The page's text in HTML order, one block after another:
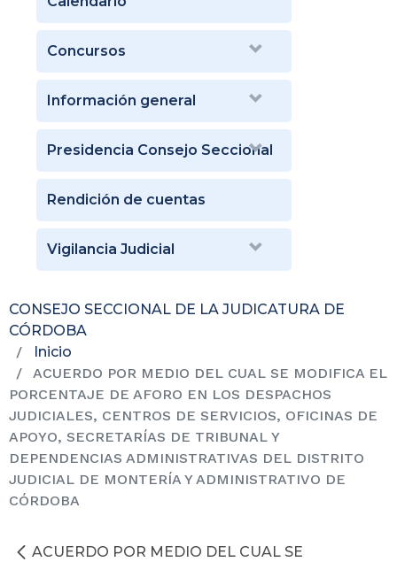
Concursos
Información general
Presidencia Consejo Seccional
Rendición de cuentas
Vigilancia Judicial
CONSEJO SECCIONAL DE LA JUDICATURA DE
CÓRDOBA
Inicio
ACUERDO POR MEDIO DEL CUAL SE MODIFICA EL
PORCENTAJE DE AFORO EN LOS DESPACHOS
JUDICIALES, CENTROS DE SERVICIOS, OFICINAS DE
APOYO, SECRETARÍAS DE TRIBUNAL Y
DEPENDENCIAS ADMINISTRATIVAS DEL DISTRITO
JUDICIAL DE MONTERÍA Y ADMINISTRATIVO DE
CÓRDOBA
ACUERDO POR MEDIO DEL CUAL SE